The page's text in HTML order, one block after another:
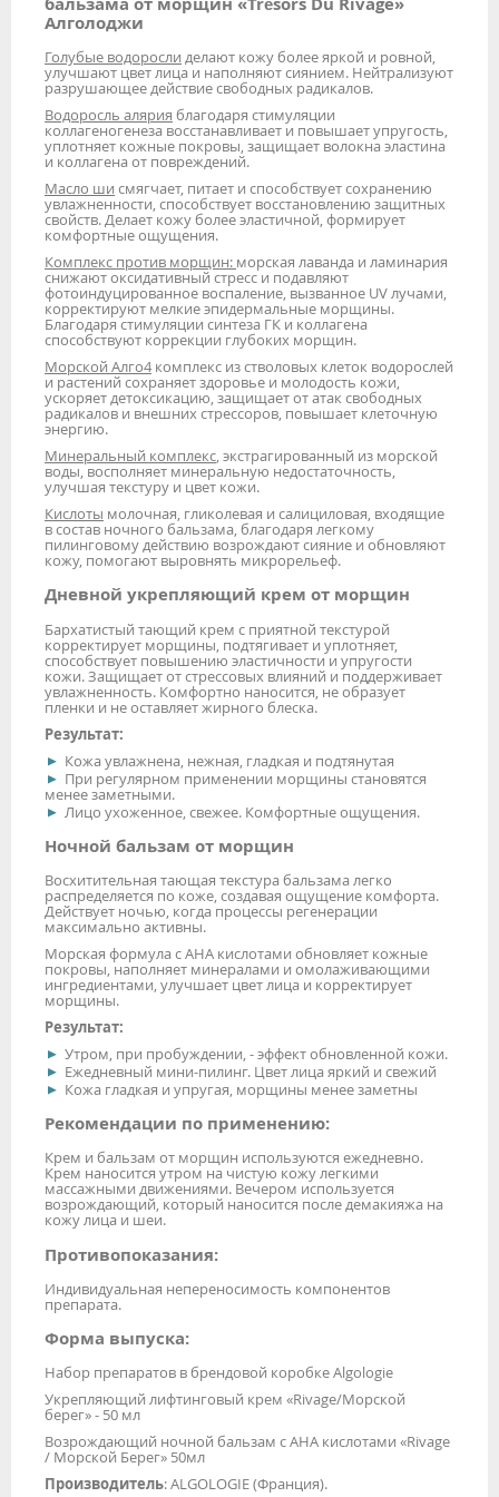
Алголоджи
Голубые водоросли делают кожу более яркой и ровной,
улучшают цвет лица и наполняют сиянием. Нейтрализуют
разрушающее действие свободных радикалов.
Водоросль алярия благодаря стимуляции
коллагеногенеза восстанавливает и повышает упругость,
уплотняет кожные покровы, защищает волокна эластина
и коллагена от повреждений.
Масло ши смягчает, питает и способствует сохранению
увлажненности, способствует восстановлению защитных
свойств. Делает кожу более эластичной, формирует
комфортные ощущения.
Комплекс против морщин: морская лаванда и ламинария
снижают оксидативный стресс и подавляют
фотоиндуцированное воспаление, вызванное UV лучами,
корректируют мелкие эпидермальные морщины.
Благодаря стимуляции синтеза ГК и коллагена
способствуют коррекции глубоких морщин.
Морской Алго4 комплекс из стволовых клеток водорослей
и растений сохраняет здоровье и молодость кожи,
ускоряет детоксикацию, защищает от атак свободных
радикалов и внешних стрессоров, повышает клеточную
энергию.
Минеральный комплекс, экстрагированный из морской
воды, восполняет минеральную недостаточность,
улучшая текстуру и цвет кожи.
Кислоты молочная, гликолевая и салициловая, входящие
в состав ночного бальзама, благодаря легкому
пилинговому действию возрождают сияние и обновляют
кожу, помогают выровнять микрорельеф.
Дневной укрепляющий крем от морщин
Бархатистый тающий крем с приятной текстурой
корректирует морщины, подтягивает и уплотняет,
способствует повышению эластичности и упругости
кожи. Защищает от стрессовых влияний и поддерживает
увлажненность. Комфортно наносится, не образует
пленки и не оставляет жирного блеска.
Результат:
Кожа увлажнена, нежная, гладкая и подтянутая
При регулярном применении морщины становятся
менее заметными.
Лицо ухоженное, свежее. Комфортные ощущения.
Ночной бальзам от морщин
Восхитительная тающая текстура бальзама легко
распределяется по коже, создавая ощущение комфорта.
Действует ночью, когда процессы регенерации
максимально активны.
Морская формула с АНА кислотами обновляет кожные
покровы, наполняет минералами и омолаживающими
ингредиентами, улучшает цвет лица и корректирует
морщины.
Результат:
Утром, при пробуждении, - эффект обновленной кожи.
Ежедневный мини-пилинг. Цвет лица яркий и свежий
Кожа гладкая и упругая, морщины менее заметны
Рекомендации по применению:
Крем и бальзам от морщин используются ежедневно.
Крем наносится утром на чистую кожу легкими
массажными движениями. Вечером используется
возрождающий, который наносится после демакияжа на
кожу лица и шеи.
Противопоказания:
Индивидуальная непереносимость компонентов
препарата.
Форма выпуска:
Набор препаратов в брендовой коробке Algologie
Укрепляющий лифтинговый крем «Rivage/Морской
берег» - 50 мл
Возрождающий ночной бальзам с АНА кислотами «Rivage
/ Морской Берег» 50мл
Производитель: ALGOLOGIE (Франция).